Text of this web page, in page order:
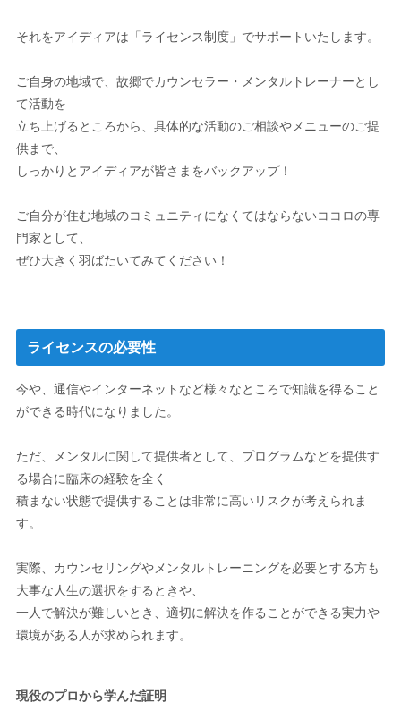
それをアイディアは「ライセンス制度」でサポートいたします。
ご自身の地域で、故郷でカウンセラー・メンタルトレーナーとし
て活動を
立ち上げるところから、具体的な活動のご相談やメニューのご提
供まで、
しっかりとアイディアが皆さまをバックアップ！
ご自分が住む地域のコミュニティになくてはならないココロの専
門家として、
ぜひ大きく羽ばたいてみてください！
ライセンスの必要性
今や、通信やインターネットなど様々なところで知識を得ること
ができる時代になりました。
ただ、メンタルに関して提供者として、プログラムなどを提供す
る場合に臨床の経験を全く
積まない状態で提供することは非常に高いリスクが考えられま
す。
実際、カウンセリングやメンタルトレーニングを必要とする方も
大事な人生の選択をするときや、
一人で解決が難しいとき、適切に解決を作ることができる実力や
環境がある人が求められます。
現役のプロから学んだ証明